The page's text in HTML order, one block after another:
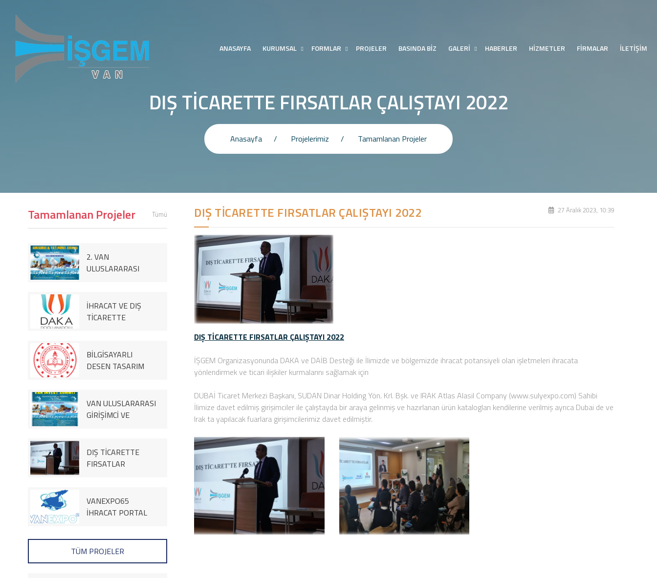
ANASAYFA KURUMSAL FORMLAR PROJELER BASINDA BİZ GALERİ HABERLER HİZMETLER FİRMALAR İLETİŞİM
DIŞ TİCARETTE FIRSATLAR ÇALIŞTAYI 2022
Anasayfa Projelerimiz Tamamlanan Projeler
Tamamlanan Projeler Tümü
2. VAN
ULUSLARARASI
(VAN
INTERNATIONAL
İHRACAT VE DIŞ
TİCARETTE
BİLGİSAYARLI
DESEN TASARIM
VAN ULUSLARARASI
GİRİŞİMCİ VE
DIŞ TİCARETTE
FIRSATLAR
VANEXPO65
İHRACAT PORTAL
TÜM PROJELER
DIŞ TİCARETTE FIRSATLAR ÇALIŞTAYI 2022 27 Aralık 2023, 10:39
DIŞ TİCARETTE FIRSATLAR ÇALIŞTAYI 2022
İŞGEM Organizasyonunda DAKA ve DAİB Desteği ile İlimizde ve bölgemizde ihracat potansiyeli olan işletmeleri ihracata
yönlendirmek ve ticari ilişkiler kurmalarını sağlamak için
DUBAİ Ticaret Merkezi Başkanı, SUDAN Dinar Holding Yön. Krl. Bşk. ve IRAK Atlas Alasil Company (www.sulyexpo.com) Sahibi
İlimize davet edilmiş girişimciler ile çalıştayda bir araya gelinmiş ve hazırlanan ürün katalogları kendilerine verilmiş ayrıca Dubai de ve
Irak ta yapılacak fuarlara girişimcilerimiz davet edilmiştir.